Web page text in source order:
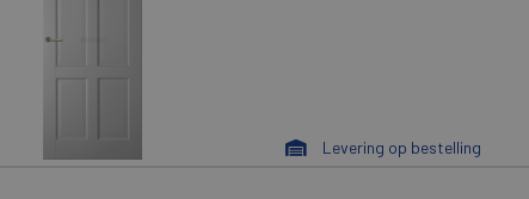
Levering op bestelling